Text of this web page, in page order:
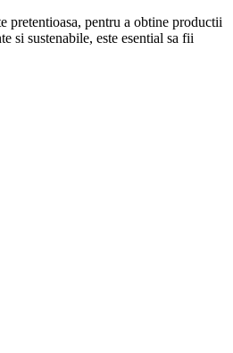
pretentioasa, pentru a obtine productii
si sustenabile, este esential sa fii